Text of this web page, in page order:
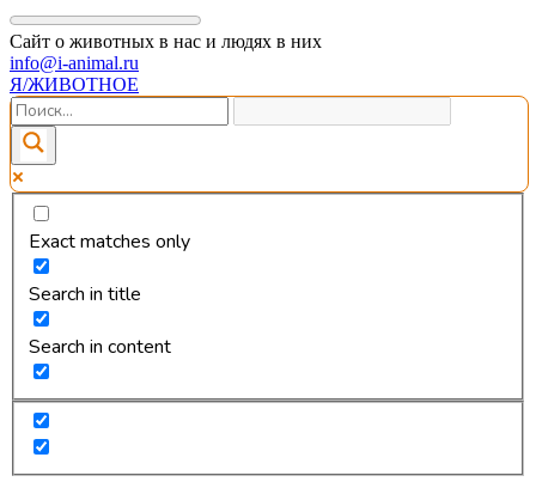
Сайт о животных в нас и людях в них
info@i-animal.ru
Я/ЖИВОТНОЕ
Exact matches only
Search in title
Search in content